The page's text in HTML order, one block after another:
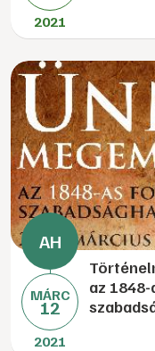
2021
MÁRC
12
2021
az